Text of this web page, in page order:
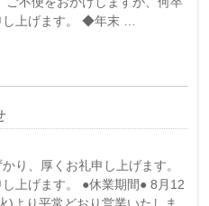
し上げます。 ◆年末 …
り、厚くお礼申し上げます。
上げます。 ●休業期間● 8月12